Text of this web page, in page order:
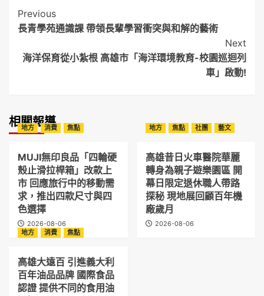
Post
Navigation
Previous
長青學苑通識課 帶領長輩學習衝突與和解的藝術
Next
海洋保育從小紮根 高雄市「海洋環境教育-校園巡迴列
車」啟動!
相關報導
地方 消費 焦點
MUJI無印良品「四輪硬
殼止滑拉桿箱」改款上
市 回應旅行中的移動需
求，推出四款尺寸與四
色選擇
2026-08-06
地方 焦點 社團 藝文
高雄昔日火車醫院華麗
轉身為親子遊樂園區 開
幕日限定退休職人帶路
探秘 現地展回顧百年機
廠歲月
2026-08-06
地方
消費 焦點
高雄大遠百 引進義大利
百年油品品牌 國際食品
認證 提供不同的食用油